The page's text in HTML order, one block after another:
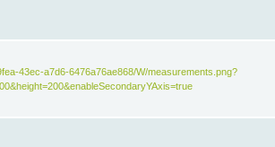
43ec-a7d6-6476a76ae868/W/measurements.png?